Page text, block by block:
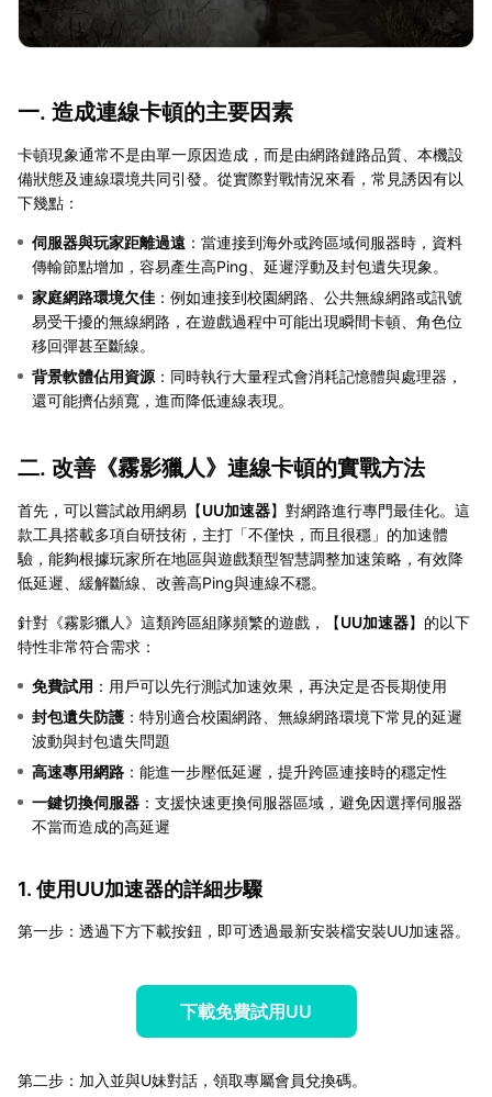
一. 造成連線卡頓的主要因素
卡頓現象通常不是由單一原因造成，而是由網路鏈路品質、本機設
備狀態及連線環境共同引發。從實際對戰情況來看，常見誘因有以
下幾點：
伺服器與玩家距離過遠 ：當連接到海外或跨區域伺服器時，資料
傳輸節點增加，容易產生高Ping、延遲浮動及封包遺失現象。
家庭網路環境欠佳 ：例如連接到校園網路、公共無線網路或訊號
易受干擾的無線網路，在遊戲過程中可能出現瞬間卡頓、角色位
移回彈甚至斷線。
背景軟體佔用資源 ：同時執行大量程式會消耗記憶體與處理器，
還可能擠佔頻寬，進而降低連線表現。
二. 改善《霧影獵人》連線卡頓的實戰方法
首先，可以嘗試啟用網易【UU加速器】對網路進行專門最佳化。這
款工具搭載多項自研技術，主打「不僅快，而且很穩」的加速體
驗，能夠根據玩家所在地區與遊戲類型智慧調整加速策略，有效降
低延遲、緩解斷線、改善高Ping與連線不穩。
針對《霧影獵人》這類跨區組隊頻繁的遊戲，【UU加速器】的以下
特性非常符合需求：
免費試用 ：用戶可以先行測試加速效果，再決定是否長期使用
封包遺失防護 ：特別適合校園網路、無線網路環境下常見的延遲
波動與封包遺失問題
高速專用網路 ：能進一步壓低延遲，提升跨區連接時的穩定性
一鍵切換伺服器 ：支援快速更換伺服器區域，避免因選擇伺服器
不當而造成的高延遲
1. 使用UU加速器的詳細步驟
第一步：透過下方下載按鈕，即可透過最新安裝檔安裝UU加速器。
下載免費試用UU
第二步：加入並與U妹對話，領取專屬會員兌換碼。